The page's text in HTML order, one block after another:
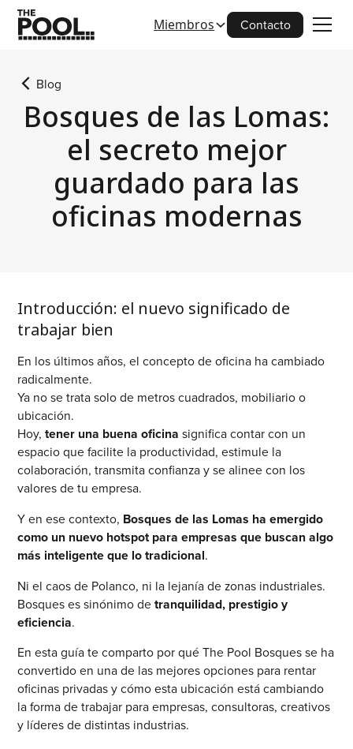
Miembros Contacto
Blog
Bosques de las Lomas:
el secreto mejor
guardado para las
oficinas modernas
Introducción: el nuevo significado de
trabajar bien
En los últimos años, el concepto de oficina ha cambiado
radicalmente.
Ya no se trata solo de metros cuadrados, mobiliario o
ubicación.
Hoy,tener una buena oficina significa contar con un
espacio que facilite la productividad, estimule la
colaboración, transmita confianza y se alinee con los
valores de tu empresa.
Y en ese contexto, Bosques de las Lomas ha emergido
como un nuevo hotspot para empresas que buscan algo
más inteligente que lo tradicional.
Ni el caos de Polanco, ni la lejanía de zonas industriales.
Bosques es sinónimo detranquilidad, prestigio y
eficiencia.
En esta guía te comparto por qué The Pool Bosques se ha
convertido en una de las mejores opciones para rentar
oficinas privadas y cómo esta ubicación está cambiando
la forma de trabajar para empresas, consultoras, creativos
y líderes de distintas industrias.